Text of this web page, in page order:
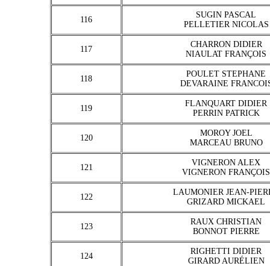
116
SUGIN PASCAL
PELLETIER NICOLAS
117
CHARRON DIDIER
NIAULAT FRANÇOIS
118
POULET STEPHANE
DEVARAINE
119
FLANQUART DIDIER
PERRIN PATRICK
120
MOROY JOEL
MARCEAU BRUNO
121
VIGNERON ALEX
VIGNERON FRANÇOIS
122
LAUMONIER JEAN-
GRIZARD MICKAEL
123
RAUX CHRISTIAN
BONNOT PIERRE
124
RIGHETTI DIDIER
GIRARD AURÉLIEN